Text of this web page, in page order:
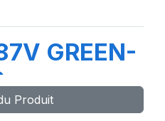
GREEN-
Produit